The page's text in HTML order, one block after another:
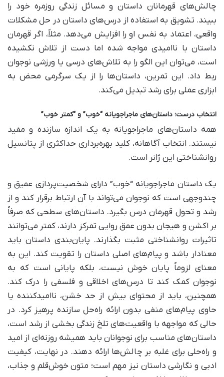
چالش‌های قهرمانان داستان و مسائل زندگی روزمره خود را
ببیند. تشویق به استفاده از درس‌های داستان در حل مشکلات
واقعی، اعتماد به نفس او را افزایش می‌دهد. مثلاً، اگر قهرمان
داستان با ناامیدی مواجه شده اما دست از تلاش نکشیده
است، می‌توان این الگو را به تلاش‌های درسی یا ورزشی نوجوان
ربط داد. این تمرین، داستان‌ها را از یک سرگرمی محض به
ابزاری عملی برای رشد تبدیل می‌کند.
انتخاب درست؛ داستان‌های ماجراجویانه “خوب” و “کمتر خوب”
همه داستان‌های ماجراجویانه به یک اندازه سازنده و مفید
نیستند. انتخاب آگاهانه، کلید بهره‌برداری حداکثری از پتانسیل
روانشناختی این ژانر است.
یک داستان ماجراجویانه “خوب” دارای شخصیت‌پردازی عمیق و
چندوجهی است که نوجوان می‌تواند با آن ارتباط برقرار کند و از
رشد و تحول قهرمان درس بگیرد. داستان‌های سطحی که صرفاً
بر اکشن و هیجان بدون عمق روایی تمرکز دارند، کمتر می‌توانند
تاثیرات روانشناختی مثبت بگذارند. پایان‌بندی داستان باید
معنادار باشد و پیام‌های اصلی داستان را تقویت کند. این به
معنای لزوماً پایان خوش نیست، بلکه پایانی است که به
نوجوان کمک کند تا درس‌های اخلاقی و فلسفی را درک کند.
همچنین، باید از محتوای بیش از حد خشن، ناامیدکننده یا
حاوی پیام‌های منفی بدون ارائه راه‌حل سازنده پرهیز کرد. در
حالی که مواجهه با واقعیت‌های تلخ زندگی بخشی از رشد است،
داستان‌های مناسب برای نوجوانان باید همیشه روزنه‌ای از امید
و راه‌حلی برای غلبه بر چالش‌ها ارائه دهند. در نهایت، کیفیت
ادبی و نگارشی داستان نیز مهم است؛ متون خوش‌قلم و جذاب،